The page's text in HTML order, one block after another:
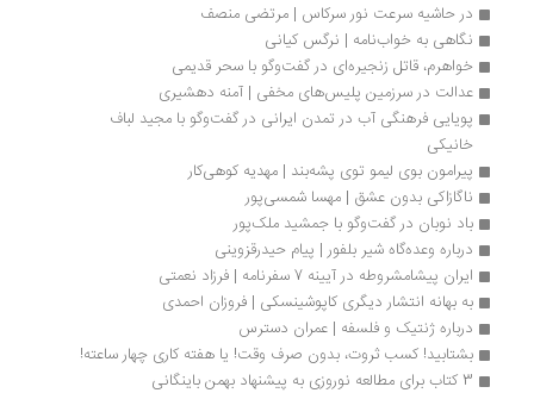
در حاشیه سرعت نور سرکاس | مرتضی منصف
نگاهی به خواب‌نامه | نرگس کیانی
خواهرم، قاتل زنجیره‌ای در گفت‌وگو با سحر قدیمی
عدالت در سرزمین پلیس‌های مخفی | آمنه دهشیری
پویایی فرهنگی آب در تمدن ایرانی در گفت‌وگو با مجید لباف
خانیکی
پیرامون بوی لیمو توی پشه‌بند | مهدیه کوهی‌کار
ناگازاکی بدون عشق | مهسا شمسی‌پور
باد نوبان در گفت‌وگو با جمشید ملک‌پور
درباره وعده‌گاه شیر بلفور | پیام حیدرقزوینی
ایران پیشامشروطه در آیینه 7 سفرنامه‌ | فرزاد نعمتی
به بهانه انتشار دیگری کاپوشینسکی | فروزان احمدی
درباره ژنتیک و فلسفه | عمران دسترس
بشتابید! کسب ثروت، بدون صرف وقت! یا هفته کاری چهار ساعته!